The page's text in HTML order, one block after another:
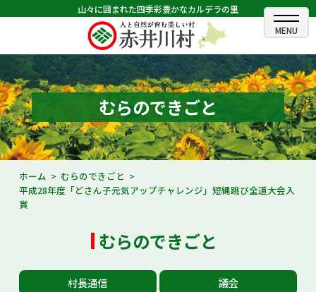
山々に囲まれた四季彩豊かなカルデラの里
ホーム
むらのできごと
むらのプロフィール
くらしの情報
村長室
むらのできごと
ホーム
むらのできごと
平成28年度「どさん子元気アップチャレンジ」短縄跳び全道大会入
賞
むらのできごと
村長通信
議会